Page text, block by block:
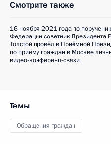
Смотрите также
16 ноября 2021 года по
Федерации советник Президента
Толстой провёл в Приёмной
по приёму граждан в Москве
видео-конференц-связи
Темы
Обращения граждан